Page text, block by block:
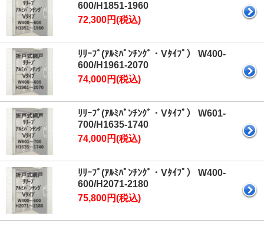
600/H1851-1960
72,300円(税込)
ﾘﾘｰﾌﾞ(ｱﾙﾐﾊﾟﾝﾁﾝｸﾞ・Vﾀｲﾌﾟ） W400-
600/H1961-2070
74,000円(税込)
ﾘﾘｰﾌﾞ(ｱﾙﾐﾊﾟﾝﾁﾝｸﾞ・Vﾀｲﾌﾟ） W601-
700/H1635-1740
74,000円(税込)
ﾘﾘｰﾌﾞ(ｱﾙﾐﾊﾟﾝﾁﾝｸﾞ・Vﾀｲﾌﾟ） W400-
600/H2071-2180
75,800円(税込)